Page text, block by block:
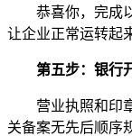
恭喜你，完成以
让企业正常运转起
第五步：银行
营业执照和印章
关备案无先后顺序